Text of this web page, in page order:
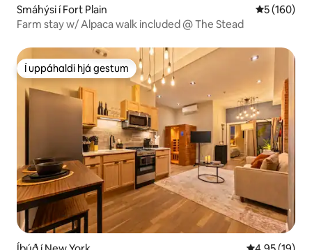
Smáhýsi í Fort Plain 5 af 5 í
5 (160)
Farm stay w/ Alpaca walk included @ The Stead
Í uppáhaldi hjá gestum
Í uppáhaldi hjá gestum